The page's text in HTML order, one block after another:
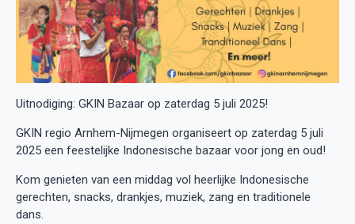
Uitnodiging: GKIN Bazaar op zaterdag 5 juli 2025!
GKIN regio Arnhem-Nijmegen organiseert op zaterdag 5 juli
2025 een feestelijke Indonesische bazaar voor jong en oud!
Kom genieten van een middag vol heerlijke Indonesische
gerechten, snacks, drankjes, muziek, zang en traditionele
dans.